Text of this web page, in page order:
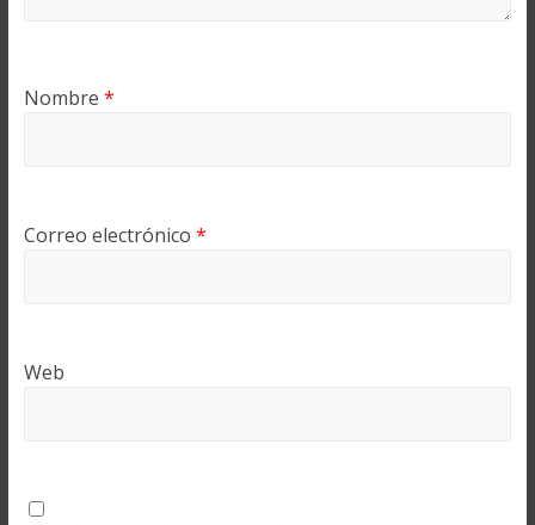
Nombre *
Correo electrónico *
Web